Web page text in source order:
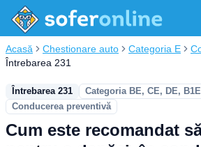
Acasă Chestionare auto Categoria E
Întrebarea 231
Întrebarea 231
Categoria BE, CE, DE,
Conducerea preventivă
Cum este recomandat